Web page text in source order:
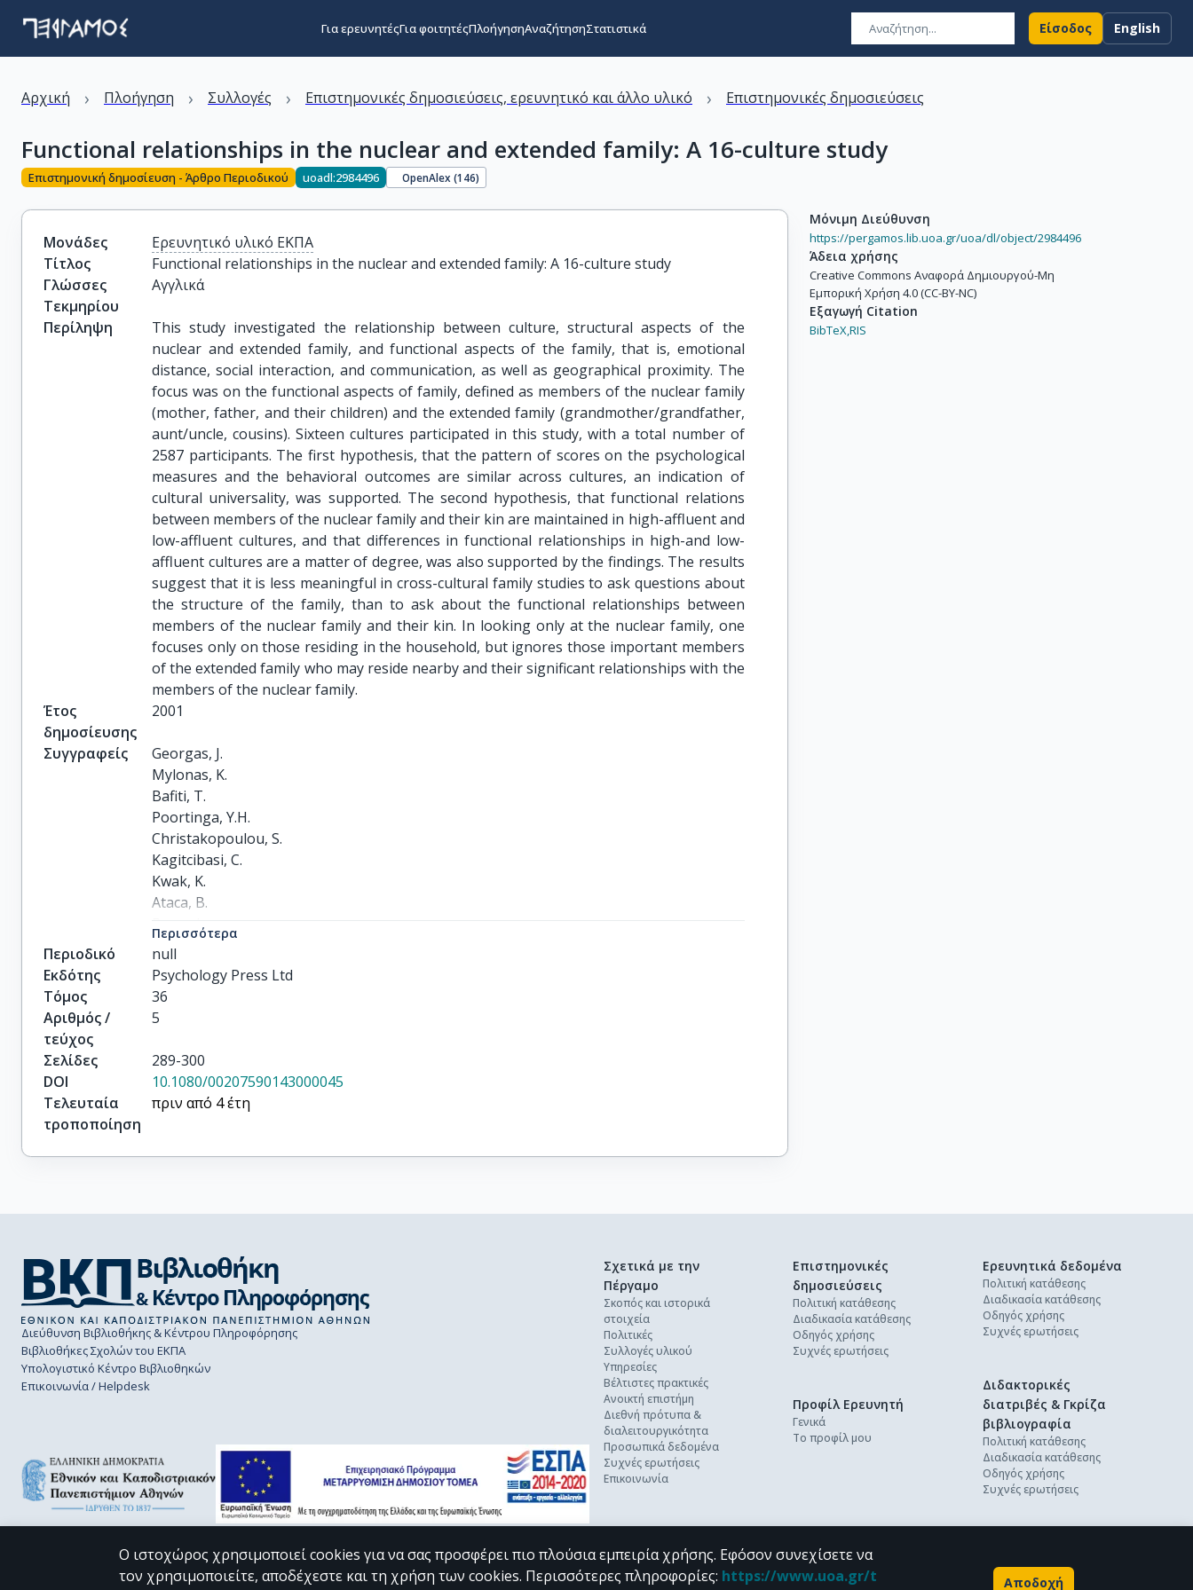
Για ερευνητέςΓια φοιτητέςΠλοήγησηΑναζήτησηΣτατιστικά Είσοδος English
Αρχική › Πλοήγηση › Συλλογές › Επιστημονικές δημοσιεύσεις, ερευνητικό και άλλο υλικό › Επιστημονικές δημοσιεύσεις
Functional relationships in the nuclear and extended family: A 16-culture study
Επιστημονική δημοσίευση - Άρθρο Περιοδικού uoadl:2984496 OpenAlex (146)
Μονάδες
Ερευνητικό υλικό ΕΚΠΑ
Τίτλος
Functional relationships in the nuclear and extended family: A 16-culture study
Γλώσσες
Τεκμηρίου
Αγγλικά
Περίληψη
This study investigated the relationship between culture, structural aspects of the
nuclear and extended family, and functional aspects of the family, that is, emotional
distance, social interaction, and communication, as well as geographical proximity. The
focus was on the functional aspects of family, defined as members of the nuclear family
(mother, father, and their children) and the extended family (grandmother/grandfather,
aunt/uncle, cousins). Sixteen cultures participated in this study, with a total number of
2587 participants. The first hypothesis, that the pattern of scores on the psychological
measures and the behavioral outcomes are similar across cultures, an indication of
cultural universality, was supported. The second hypothesis, that functional relations
between members of the nuclear family and their kin are maintained in high-affluent and
low-affluent cultures, and that differences in functional relationships in high-and low-
affluent cultures are a matter of degree, was also supported by the findings. The results
suggest that it is less meaningful in cross-cultural family studies to ask questions about
the structure of the family, than to ask about the functional relationships between
members of the nuclear family and their kin. In looking only at the nuclear family, one
focuses only on those residing in the household, but ignores those important members
of the extended family who may reside nearby and their significant relationships with the
members of the nuclear family.
Έτος
δημοσίευσης
2001
Συγγραφείς
Georgas, J.
Mylonas, K.
Bafiti, T.
Poortinga, Y.H.
Christakopoulou, S.
Kagitcibasi, C.
Kwak, K.
Ataca, B.
Berry, J.
Orung, S.
Sunar, D.
Charalambous, N.
Goodwin, R.
Angleitner, A.
Stepanikova, I.
Givaudan, M.
Konantambigi, R.
Περισσότερα
Περιοδικό
null
Εκδότης
Psychology Press Ltd
Τόμος
36
Αριθμός /
τεύχος
5
Σελίδες
289-300
DOI
10.1080/00207590143000045
Τελευταία
τροποποίηση
πριν από 4 έτη
Μόνιμη Διεύθυνση
https://pergamos.lib.uoa.gr/uoa/dl/object/2984496
Άδεια χρήσης
Creative Commons Αναφορά Δημιουργού-Μη
Εμπορική Χρήση 4.0 (CC-BY-NC)
Εξαγωγή Citation
BibTeX,RIS
Διεύθυνση Βιβλιοθήκης & Κέντρου Πληροφόρησης
Βιβλιοθήκες Σχολών του ΕΚΠΑ
Υπολογιστικό Κέντρο Βιβλιοθηκών
Επικοινωνία / Helpdesk
Σχετικά με την
Πέργαμο
Σκοπός και ιστορικά
στοιχεία
Πολιτικές
Συλλογές υλικού
Υπηρεσίες
Βέλτιστες πρακτικές
Ανοικτή επιστήμη
Διεθνή πρότυπα &
διαλειτουργικότητα
Προσωπικά δεδομένα
Συχνές ερωτήσεις
Επικοινωνία
Επιστημονικές
δημοσιεύσεις
Πολιτική κατάθεσης
Διαδικασία κατάθεσης
Οδηγός χρήσης
Συχνές ερωτήσεις
Ερευνητικά δεδομένα
Πολιτική κατάθεσης
Διαδικασία κατάθεσης
Οδηγός χρήσης
Συχνές ερωτήσεις
Διδακτορικές
διατριβές & Γκρίζα
βιβλιογραφία
Πολιτική κατάθεσης
Διαδικασία κατάθεσης
Οδηγός χρήσης
Συχνές ερωτήσεις
Προφίλ Ερευνητή
Γενικά
Το προφίλ μου
Ο ιστοχώρος χρησιμοποιεί cookies για να σας προσφέρει πιο πλούσια εμπειρία χρήσης. Εφόσον συνεχίσετε να
τον χρησιμοποιείτε, αποδέχεστε και τη χρήση των cookies. Περισσότερες πληροφορίες: https://www.uoa.gr/t
Αποδοχή